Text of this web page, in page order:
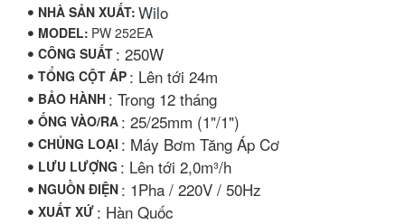
NHÀ SẢN XUẤT: Wilo
MODEL: PW 252EA
CÔNG SUẤT : 250W
TỔNG CỘT ÁP : Lên tới 24m
BẢO HÀNH : Trong 12 tháng
ỐNG VÀO/RA : 25/25mm (1"/1")
CHỦNG LOẠI : Máy Bơm Tăng Áp Cơ
LƯU LƯỢNG : Lên tới 2,0m³/h
NGUỒN ĐIỆN : 1Pha / 220V / 50Hz
XUẤT XỨ : Hàn Quốc